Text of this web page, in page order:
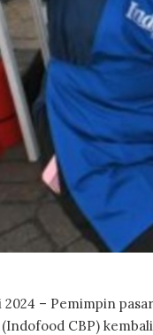
2024 – Pemimpin
CBP)